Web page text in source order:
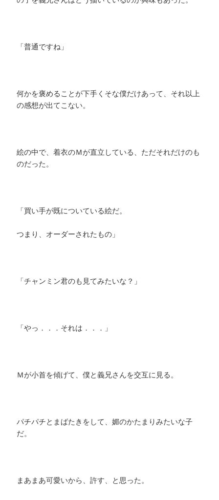
「普通ですね」
何かを褒めることが下手くそな僕だけあって、それ以上
の感想が出てこない。
絵の中で、着衣のＭが直立している、ただそれだけのも
のだった。
「買い手が既についている絵だ。
つまり、オーダーされたもの」
「チャンミン君のも見てみたいな？」
「やっ．．．それは．．．」
Ｍが小首を傾げて、僕と義兄さんを交互に見る。
パチパチとまばたきをして、媚のかたまりみたいな子
だ。
まあまあ可愛いから、許す、と思った。